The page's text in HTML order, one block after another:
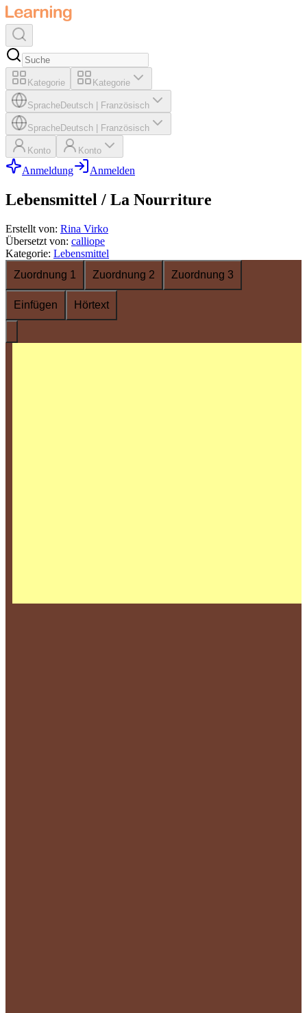
Kategorie Kategorie
SpracheDeutsch Französisch
SpracheDeutsch Französisch
Konto Konto
Anmeldung Anmelden
Lebensmittel / La Nourriture
Erstellt von: Rina Virko
Übersetzt von: calliope
Kategorie: Lebensmittel
Zuordnung 1
Zuordnung 2 Zuordnung 3
Einfügen Hörtext